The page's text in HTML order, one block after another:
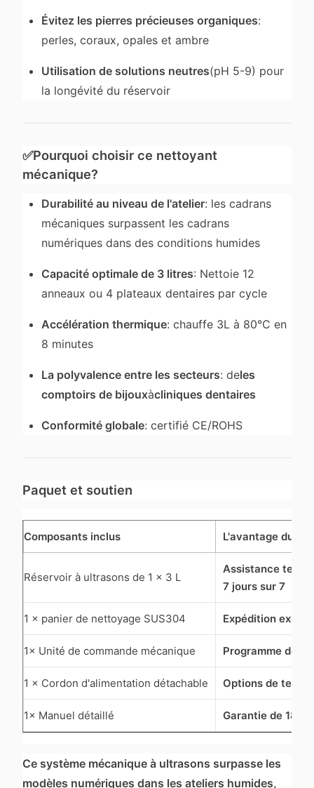
Évitez les pierres précieuses organiques:
perles, coraux, opales et ambre
Utilisation de solutions neutres(pH 5-9) pour
la longévité du réservoir
✅Pourquoi choisir ce nettoyant
mécanique?
Durabilité au niveau de l'atelier: les cadrans
mécaniques surpassent les cadrans
numériques dans des conditions humides
Capacité optimale de 3 litres: Nettoie 12
anneaux ou 4 plateaux dentaires par cycle
Accélération thermique: chauffe 3L à 80°C en
8 minutes
La polyvalence entre les secteurs: deles
comptoirs de bijouxàcliniques dentaires
Conformité globale: certifié CE/ROHS
Paquet et soutien
Composants inclus L'avantage du
Réservoir à ultrasons de 1 × 3 L
Assistance
7 jours sur 7
1 × panier de nettoyage SUS304 Expédition
1× Unité de commande mécanique Programme de
1 × Cordon d'alimentation détachable Options de
1× Manuel détaillé Garantie de 18
Ce système mécanique à ultrasons surpasse les
modèles numériques dans les ateliers humides,